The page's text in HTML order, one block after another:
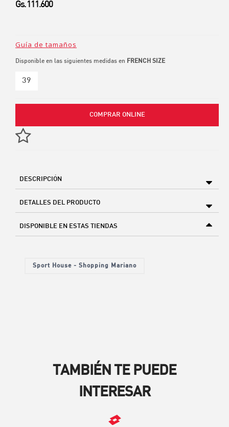
Gs. 111.600
Guía de tamaños
Disponible en las siguientes medidas en FRENCH SIZE
39
COMPRAR ONLINE
DESCRIPCIÓN
DETALLES DEL PRODUCTO
DISPONIBLE EN ESTAS TIENDAS
Sport House - Shopping Mariano
TAMBIÉN TE PUEDE
INTERESAR